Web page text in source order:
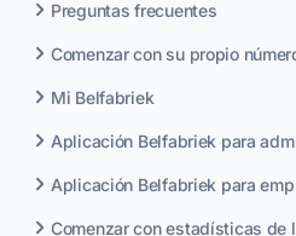
Preguntas frecuentes
Comenzar con su propio
Mi Belfabriek
Aplicación Belfabriek para
Aplicación Belfabriek para
Comenzar con estadísticas de